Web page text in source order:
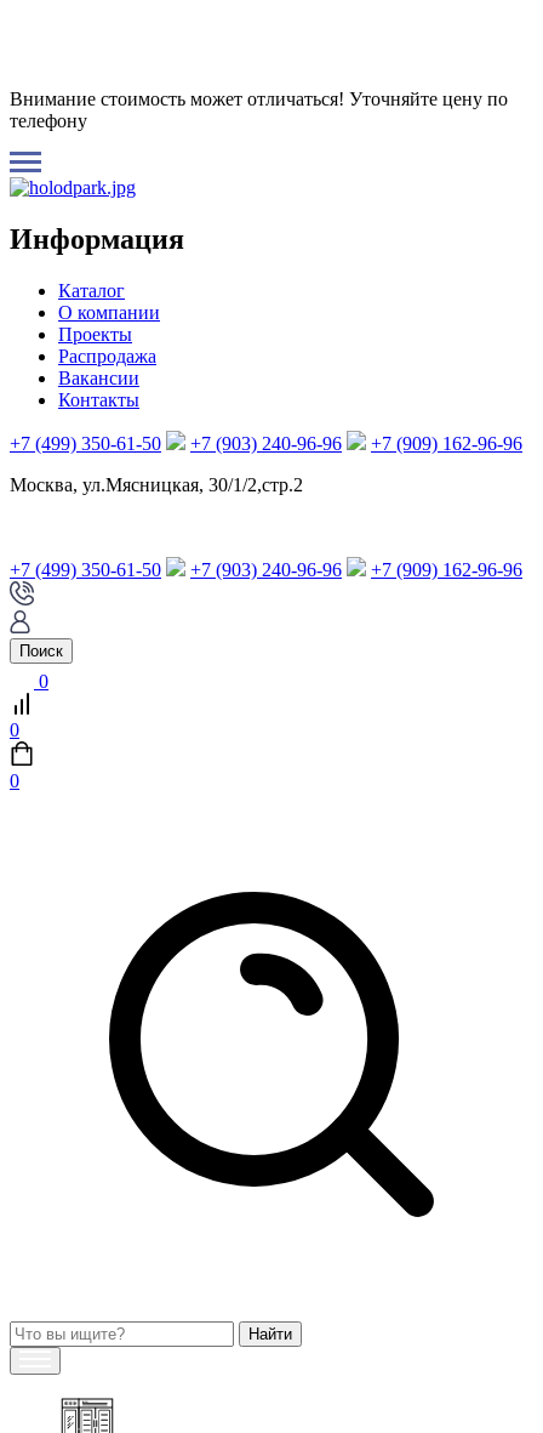
Внимание стоимость может отличаться! Уточняйте цену по
телефону
Информация
Каталог
О компании
Проекты
Распродажа
Вакансии
Контакты
+7 (499) 350-61-50 +7 (903) 240-96-96
+7 (909) 162-96-96
Москва, ул.Мясницкая, 30/1/2,стр.2
+7 (499) 350-61-50 +7 (903) 240-96-96 +7 (909) 162-96-96
Поиск
0
0
0